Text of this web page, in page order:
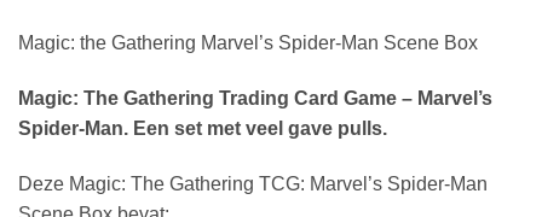
Magic: the Gathering Marvel’s Spider-Man Scene Box
Magic: The Gathering Trading Card Game – Marvel’s
Spider-Man. Een set met veel gave pulls.
Deze Magic: The Gathering TCG: Marvel’s Spider-Man